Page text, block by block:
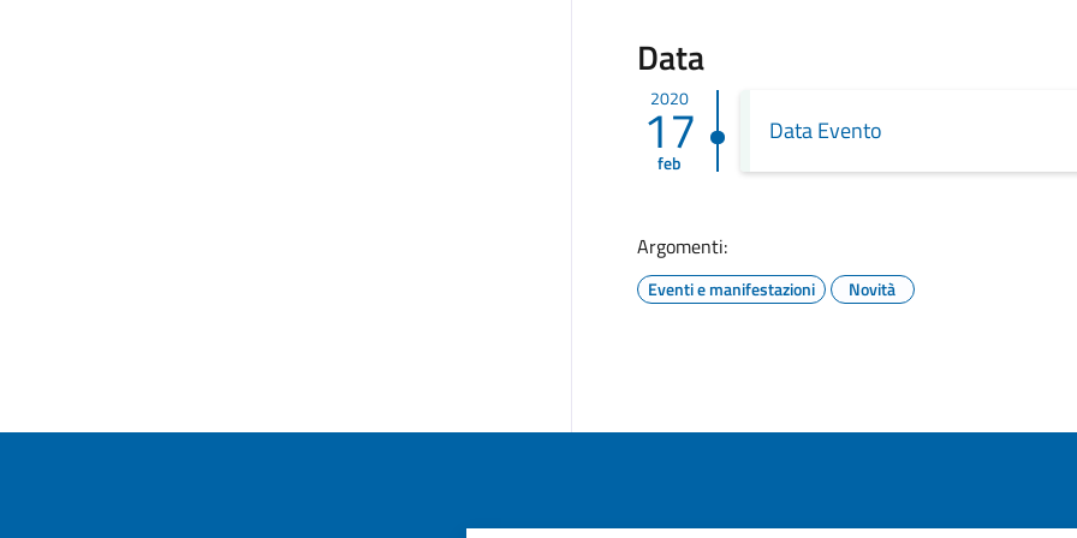
Data
2020
17
feb
Data Evento
Argomenti:
Eventi e manifestazioni Novità